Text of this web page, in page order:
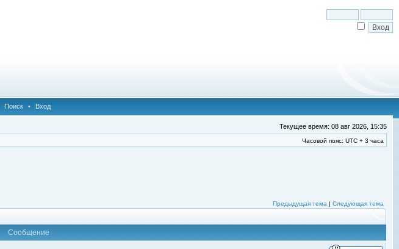
Поиск • Вход
Текущее время: 08 авг 2026, 15:35
Часовой пояс: UTC + 3 часа
Предыдущая тема | Следующая тема
Сообщение